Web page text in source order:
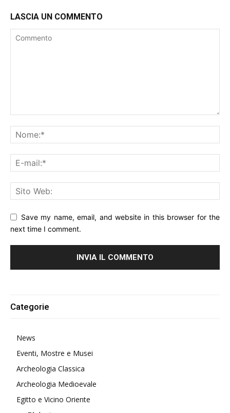
LASCIA UN COMMENTO
Save my name, email, and website in this browser for the
next time I comment.
Categorie
News
Eventi, Mostre e Musei
Archeologia Classica
Archeologia Medioevale
Egitto e Vicino Oriente